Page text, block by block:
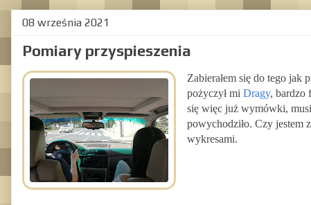
08 września 2021
Pomiary przyspieszenia
Zabierałem się do tego jak
pożyczył mi Dragy, bardzo
się więc już wymówki,
powychodziło. Czy jestem
wykresami.